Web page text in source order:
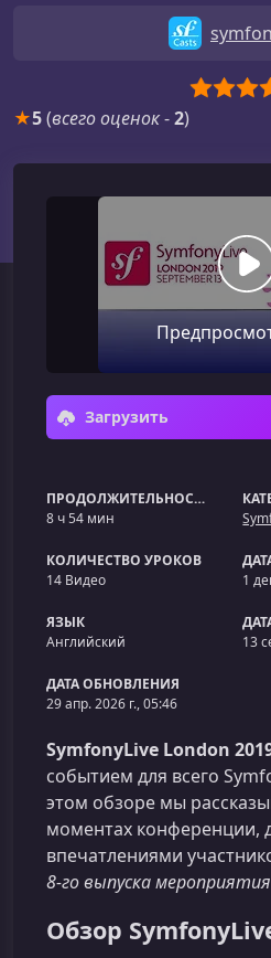
★5(всего оценок-2)
Загрузить
ПРОДОЛЖИТЕЛЬНОСТЬ
8 ч 54 мин
КОЛИЧЕСТВО УРОКОВ
14 Видео
1
ЯЗЫК
Английский
13
ДАТА ОБНОВЛЕНИЯ
29 апр. 2026 г., 05:46
SymfonyLive London
событием для всего
этом обзоре мы
моментах конференции,
впечатлениями
8‑го выпуска
Обзор